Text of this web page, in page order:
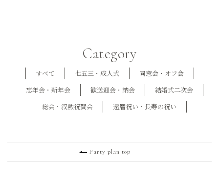
Category
すべて 七五三・成人式
同窓会・オフ会
忘年会・新年会
歓送迎会・納会
結婚式二次会
総会・叙勲祝賀会
還暦祝い・長寿の祝い
Party plan top